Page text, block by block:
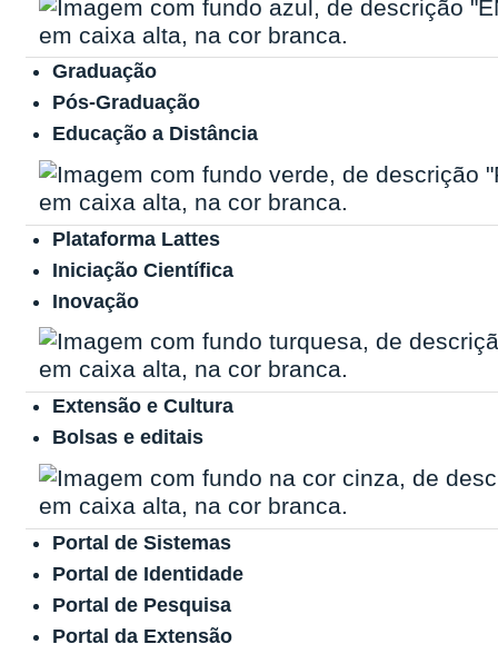
Graduação
Pós-Graduação
Educação a Distância
Plataforma Lattes
Iniciação Científica
Inovação
Extensão e Cultura
Bolsas e editais
Portal de Sistemas
Portal de Identidade
Portal de Pesquisa
Portal da Extensão